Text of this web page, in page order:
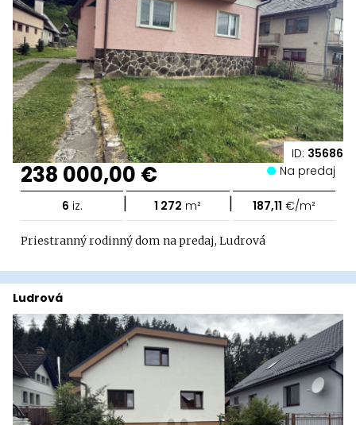
ID: 35686
238 000,00 € Na predaj
6 iz. | 1 272 m² | 187,11 €/m²
Priestranný rodinný dom na predaj, Ludrová
Ludrová